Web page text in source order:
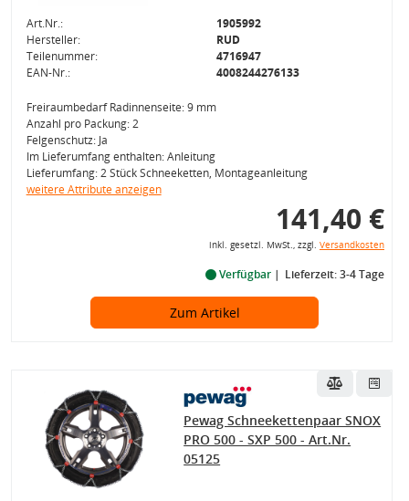
Art.Nr.:
1905992
Hersteller:
RUD
Teilenummer:
4716947
EAN-Nr.:
4008244276133
Freiraumbedarf Radinnenseite: 9 mm
Anzahl pro Packung: 2
Felgenschutz: Ja
Im Lieferumfang enthalten: Anleitung
Lieferumfang: 2 Stück Schneeketten, Montageanleitung
weitere Attribute anzeigen
141,40 €
inkl. gesetzl. MwSt., zzgl. Versandkosten
Verfügbar Lieferzeit: 3-4 Tage
Zum Artikel
Pewag Schneekettenpaar SNOX
PRO 500 - SXP 500 - Art.Nr.
05125